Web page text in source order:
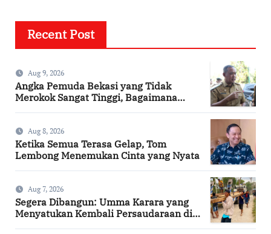
Recent Post
Aug 9, 2026
Angka Pemuda Bekasi yang Tidak
Merokok Sangat Tinggi, Bagaimana
Aug 8, 2026
Ketika Semua Terasa Gelap, Tom
Lembong Menemukan Cinta yang Nyata
Aug 7, 2026
Segera Dibangun: Umma Karara yang
Menyatukan Kembali Persaudaraan di